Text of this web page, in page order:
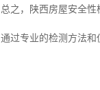
总之，陕西房屋安全性
通过专业的检测方法和